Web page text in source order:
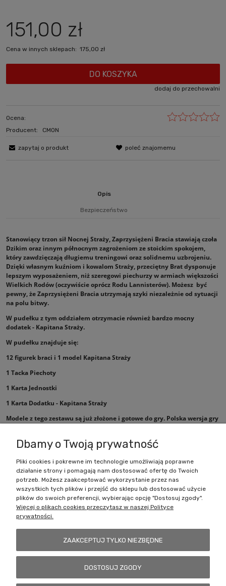
151,00 zł
Cena w innych sklepach: 175,00 zł
DO KOSZYKA
dodaj do przechowalni
Ocena:
Producent:
CMON
zapytaj o produkt poleć znajomemu
Opis
Bezpieczeństwo
Stanowiący trzon sił Nocnej Straży, Zaprzysiężeni Bracia stawiają czoła
Dzikim oraz innym północnym zagrożeniom ze stoickim spokojem,
który zawdzięczają długiemu treningowi oraz solidnemu uzbrojeniu.
Dzięki własnym kuźniom i kowalom Straży, przeciętny Brat dysponuje
lepszym wyposażeniem, niż szeregowi piechurzy w armiach większości
Wielkich Rodów (oczywiście oprócz Rodu Lannisterów). Możesz być
pewny, że Zaprzysiężeni Bracia utrzymają szyki niezależnie od sytuacji
na polu bitwy.
W pudełku z tym oddziałem otrzymacie również bardzo mocny
dodatek - Kapitana Straży.
W pudełku znajduje się:
12 figurek braci i 1 model Kapitana Straży
1 Tacka Piechoty
1 Karta Jednostki
1 Karta Dodatku - Kapitana Straży
Modele z tego zestawu są już złożone i gotowe do gry. Polska wersja gry
Zakupy
Pomoc
Dbamy o Twoją prywatność
Pliki cookies i pokrewne im technologie umożliwiają poprawne
działanie strony i pomagają nam dostosować ofertę do Twoich
potrzeb. Możesz zaakceptować wykorzystanie przez nas
wszystkich tych plików i przejść do sklepu lub dostosować użycie
plików do swoich preferencji, wybierając opcję "Dostosuj zgody".
Więcej o plikach cookies przeczytasz w naszej Polityce
prywatności.
ZAAKCEPTUJ TYLKO NIEZBĘDNE
DOSTOSUJ ZGODY